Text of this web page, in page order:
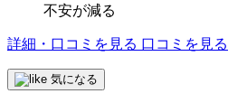
不安が減る
詳細・口コミを見る 口コミを見る
気になる